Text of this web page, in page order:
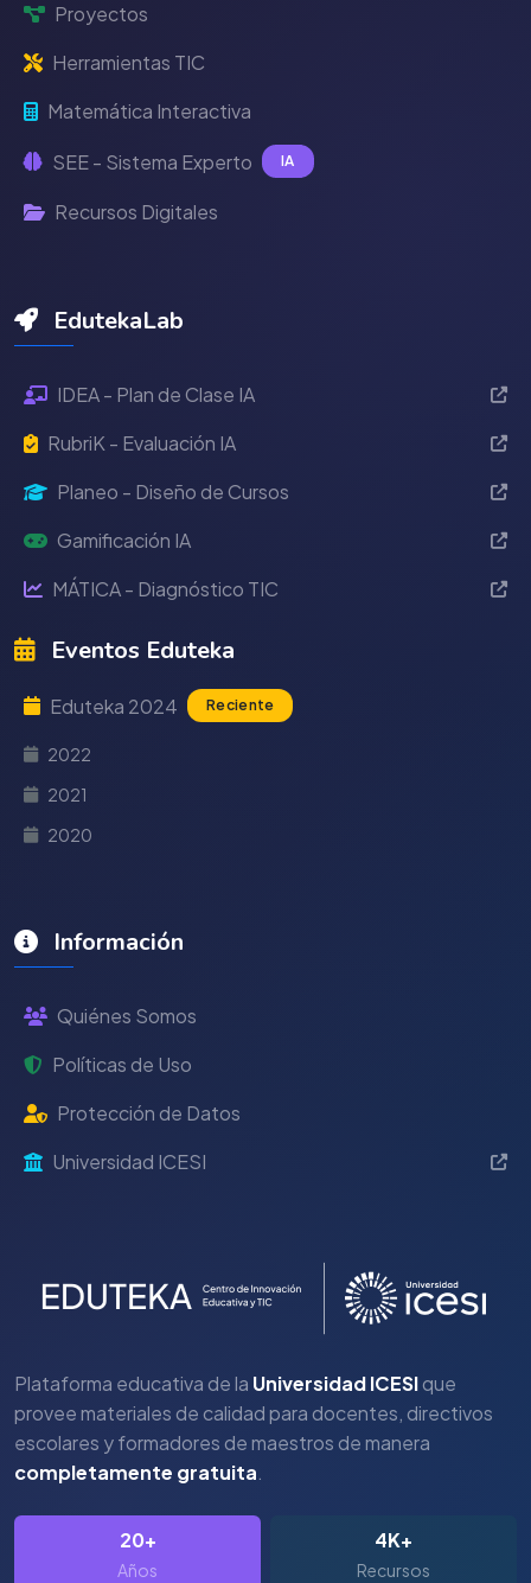
Proyectos
Herramientas TIC
Matemática Interactiva
SEE - Sistema Experto IA
Recursos Digitales
EdutekaLab
IDEA - Plan de Clase IA
RubriK - Evaluación IA
Planeo - Diseño de Cursos
Gamificación IA
MÁTICA - Diagnóstico TIC
Eventos Eduteka
Eduteka 2024 Reciente
2022
2021
2020
Información
Quiénes Somos
Políticas de Uso
Protección de Datos
Universidad ICESI
Plataforma educativa de la Universidad ICESIque
provee materiales de calidad para docentes, directivos
escolares y formadores de maestros de manera
completamente gratuita.
20+
Años
4K+
Recursos